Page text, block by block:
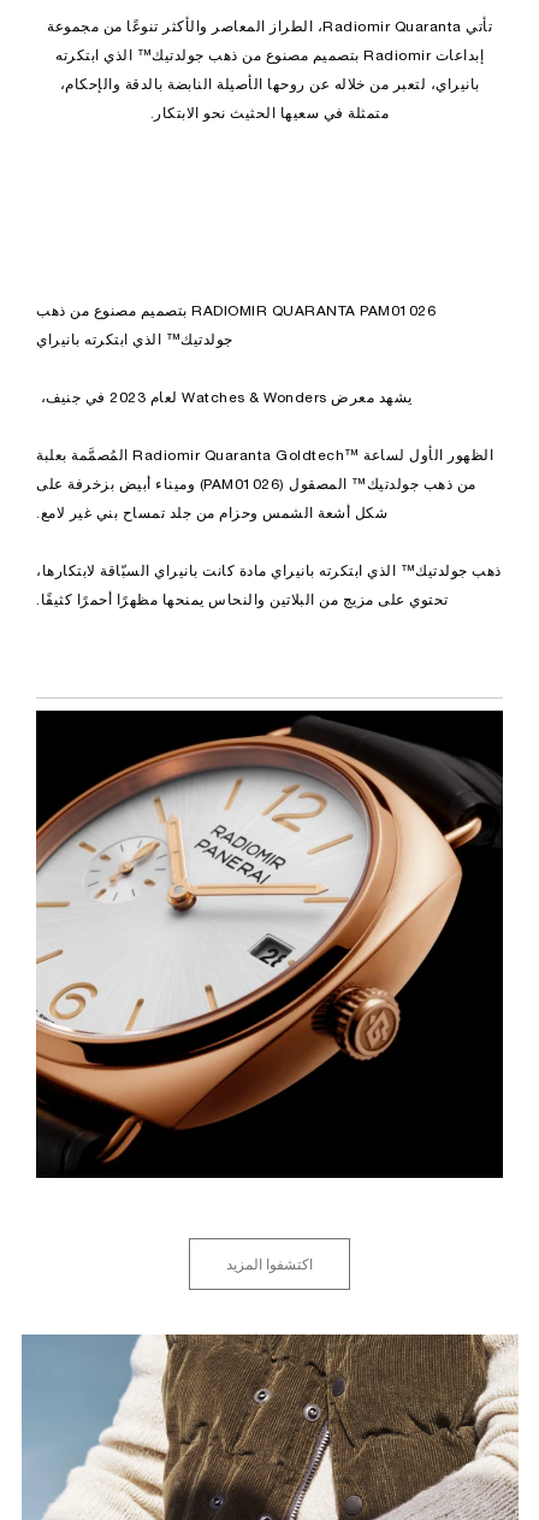
تأتي Radiomir Quaranta، الطراز المعاصر والأكثر تنوعًا من مجموعة
إبداعات Radiomir بتصميم مصنوع من ذهب جولدتيك™ الذي ابتكرته
بانيراي، لتعبر من خلاله عن روحها الأصيلة النابضة بالدقة والإحكام،
متمثلة في سعيها الحثيث نحو الابتكار.
RADIOMIR QUARANTA PAM01026 بتصميم مصنوع من ذهب
جولدتيك™ الذي ابتكرته بانيراي
يشهد معرض Watches & Wonders لعام 2023 في جنيف،
الظهور الأول لساعة Radiomir Quaranta Goldtech™‎ المُصمَّمة بعلبة
من ذهب جولدتيك™ المصقول (PAM01026) وميناء أبيض بزخرفة على
شكل أشعة الشمس وحزام من جلد تمساح بني غير لامع.
ذهب جولدتيك™ الذي ابتكرته بانيراي مادة كانت بانيراي السبّاقة لابتكارها،
تحتوي على مزيج من البلاتين والنحاس يمنحها مظهرًا أحمرًا كثيفًا.
اكتشفوا المزيد